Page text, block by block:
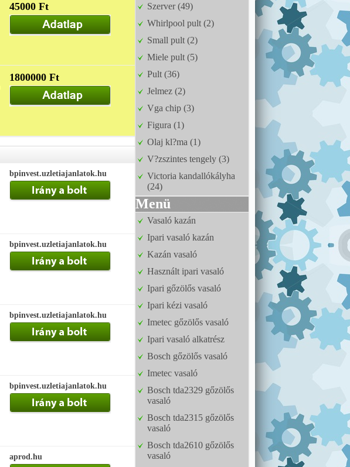
45000 Ft
1800000 Ft
bpinvest.uzletiajanlatok.hu
bpinvest.uzletiajanlatok.hu
bpinvest.uzletiajanlatok.hu
bpinvest.uzletiajanlatok.hu
aprod.hu
Szerver (49)
Whirlpool pult (2)
Small pult (2)
Miele pult (5)
Pult (36)
Jelmez (2)
Vga chip (3)
Figura (1)
Olaj kl?ma (1)
V?zszintes tengely (3)
Victoria kandallókályha
(24)
Menü
Vasaló kazán
Ipari vasaló kazán
Kazán vasaló
Használt ipari vasaló
Ipari gőzölős vasaló
Ipari kézi vasaló
Imetec gőzölős vasaló
Ipari vasaló alkatrész
Bosch gőzölős vasaló
Imetec vasaló
Bosch tda2329 gőzölős
vasaló
Bosch tda2315 gőzölős
vasaló
Bosch tda2610 gőzölős
vasaló